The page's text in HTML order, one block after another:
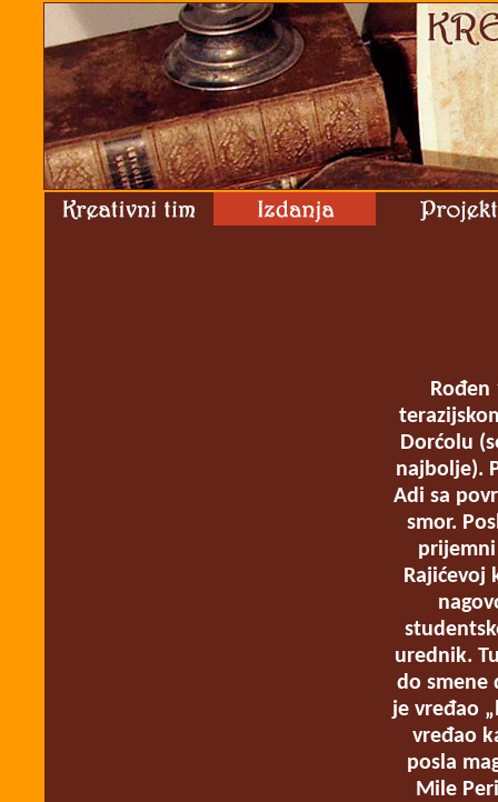
Rođen
Dorćolu
najbolje).
Adi sa
smor.
Rajićevoj
urednik.
do smene
je vređao
vređao
posla
Mile